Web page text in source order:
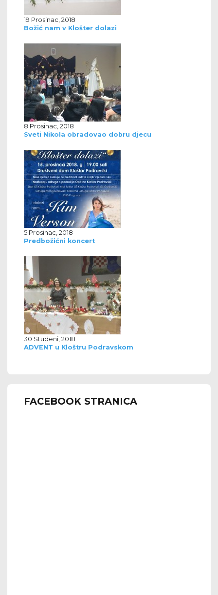
19 Prosinac, 2018
Božić nam v Klošter dolazi
8 Prosinac, 2018
Sveti Nikola obradovao dobru djecu
5 Prosinac, 2018
Predbožićni koncert
30 Studeni, 2018
ADVENT u Kloštru Podravskom
FACEBOOK STRANICA